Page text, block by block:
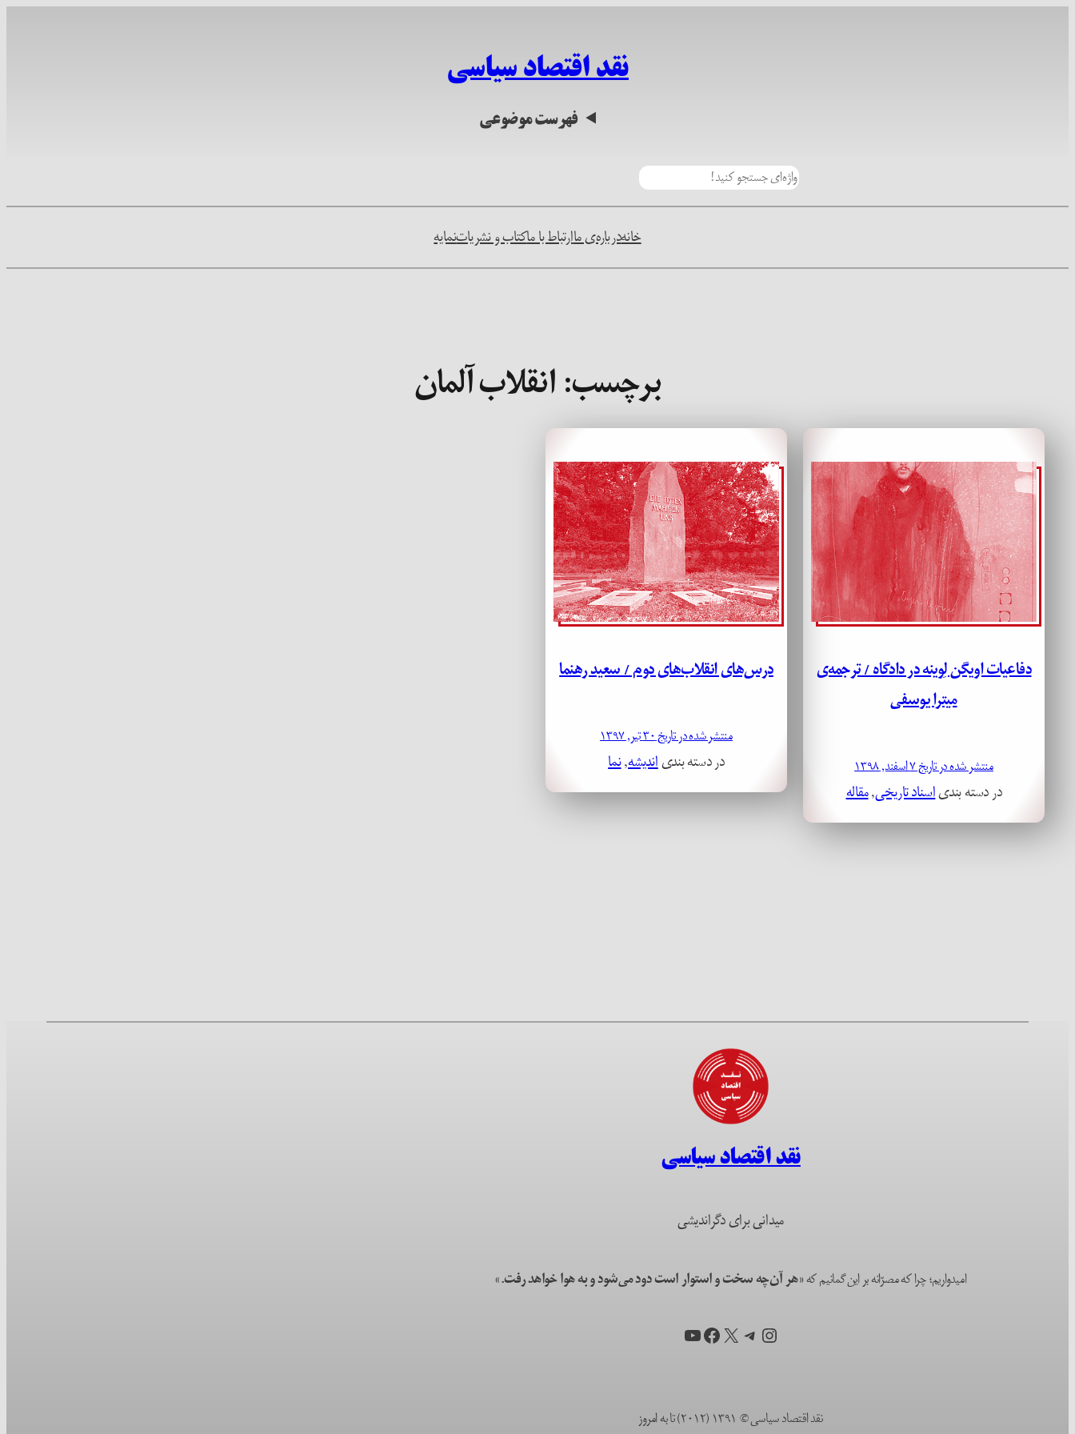
نقد اقتصاد سیاسی
فهرست موضوعی
خانهدرباره‌ی ماارتباط با ماکتاب و نشریاتنمایه
برچسب: انقلاب آلمان
دفاعیات اویگن لِوینه در دادگاه / ترجمه‌ی
میترا یوسفی
منتشر شده در تاریخ ۷ اسفند, ۱۳۹۸
در دسته بندیاسناد تاریخی, مقاله
درس‌های انقلاب‌های دوم / سعید رهنما
منتشر شده در تاریخ ۳۰ تیر, ۱۳۹۷
در دسته بندیاندیشه, نما
نقد اقتصاد سیاسی
میدانی برای دگراندیشی
امیدواریم؛ چرا که مصرّانه بر این گمانیم که«هر آن‌چه سخت و استوار است دود می‌شود و به هوا خواهد رفت.»
اینستاگرم
تلگرام
X فیس‌بوک
یوتیوب
نقد اقتصاد سیاسی © ۱۳۹۱ (۲۰۱۲) تا به امروز